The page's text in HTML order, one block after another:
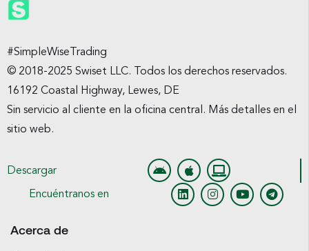
#SimpleWiseTrading
© 2018-2025 Swiset LLC. Todos los derechos reservados.
16192 Coastal Highway, Lewes, DE
Sin servicio al cliente en la oficina central. Más detalles en el
sitio web.
Descargar
Encuéntranos en
Acerca de